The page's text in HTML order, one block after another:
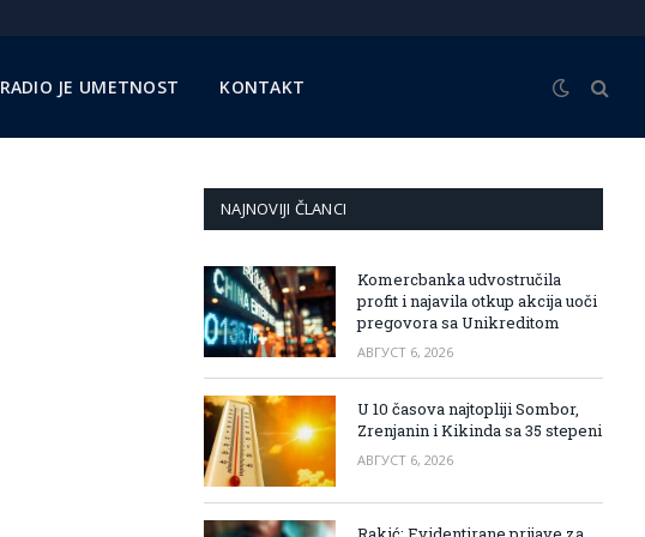
RADIO JE UMETNOST KONTAKT
NAJNOVIJI ČLANCI
Komercbanka udvostručila
profit i najavila otkup akcija uoči
pregovora sa Unikreditom
АВГУСТ 6, 2026
U 10 časova najtopliji Sombor,
Zrenjanin i Kikinda sa 35 stepeni
АВГУСТ 6, 2026